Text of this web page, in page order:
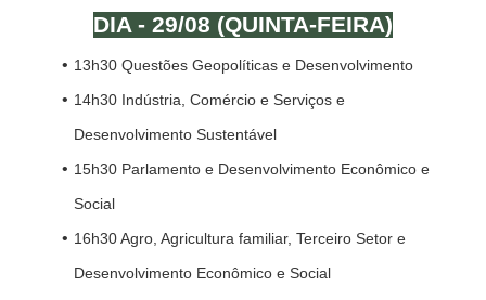
DIA - 29/08 (QUINTA-FEIRA)
13h30 Questões Geopolíticas e Desenvolvimento
14h30 Indústria, Comércio e Serviços e
Desenvolvimento Sustentável
15h30 Parlamento e Desenvolvimento Econômico e
Social
16h30 Agro, Agricultura familiar, Terceiro Setor e
Desenvolvimento Econômico e Social